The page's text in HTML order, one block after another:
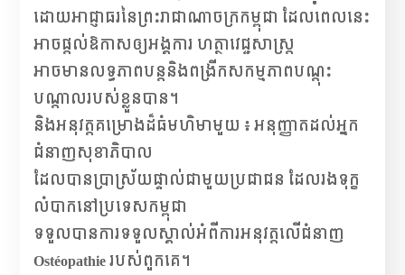
ដោយអាជ្ញាធរនៃព្រះរាជាណាចក្រកម្ពុជា ដែលពេលនេះ
អាចផ្ដល់ឱកាសឲ្យអង្គការ ហត្ថាវេជ្ជសាស្ត្រ​​
អាចមានលទ្ធភាពបន្តនិងពង្រីកសកម្មភាពបណ្តុះ
បណ្តាលរបស់ខ្លួនបាន។
និងអនុវត្តគម្រោងដ៏ធំមហិមាមួយ ៖ អនុញ្ញាតដល់អ្នក
ជំនាញសុខាភិបាល
ដែលបានប្រាស្រ័យផ្ទាល់ជាមួយប្រជាជន ដែលរងទុក្ខ
លំបាកនៅប្រទេសកម្ពុជា
ទទួលបានការទទួលស្គាល់អំពីការអនុវត្តលើជំនាញ
Ostéopathie របស់ពួកគេ។